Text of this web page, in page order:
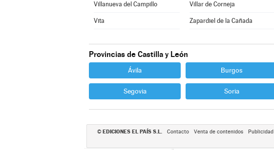
Villanueva del Campillo Villar de Corneja
Vita Zapardiel de la Cañada
Provincias de Castilla y León
Ávila Burgos
Segovia Soria
© EDICIONES EL PAÍS S.L. Contacto Venta de contenidos Publicidad